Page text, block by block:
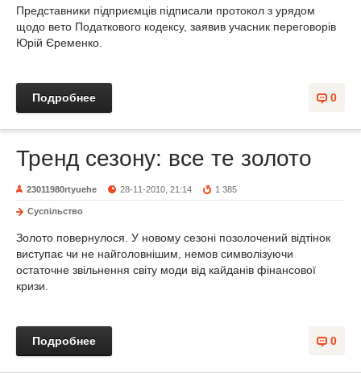
Представники підприємців підписали протокол з урядом
щодо вето Податкового кодексу, заявив учасник переговорів
Юрій Єременко.
0
Подробнее
Тренд сезону: все те золото
23011980rtyuehe 28-11-2010, 21:14 1 385
Суспільство
Золото повернулося. У новому сезоні позолочений відтінок
виступає чи не найголовнішим, немов символізуючи
остаточне звільнення світу моди від кайданів фінансової
кризи.
0
Подробнее